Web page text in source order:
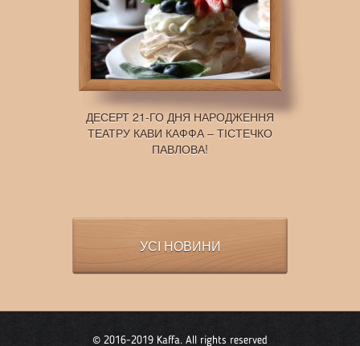
ДЕСЕРТ 21-ГО ДНЯ НАРОДЖЕННЯ
ТЕАТРУ КАВИ КАФФА – ТІСТЕЧКО
ПАВЛОВА!
УСІ НОВИНИ
© 2016-2019 Kaffa. All rights reserved